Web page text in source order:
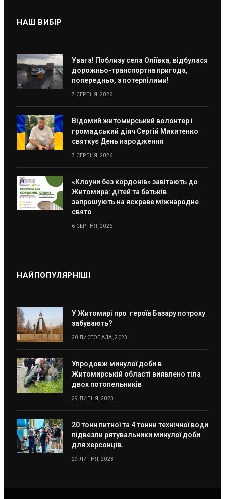
НАШ ВИБІР
Увага! Поблизу села Оліївка, відбулася
дорожньо-транспортна пригода,
попередньо, з потерпілими!
7 СЕРПНЯ, 2026
Відомий житомирський волонтер і
громадський діяч Сергій Микитенко
святкує День народження
7 СЕРПНЯ, 2026
«Клоуни без кордонів» завітають до
Житомира: дітей та батьків
запрошують на яскраве міжнародне
свято
6 СЕРПНЯ, 2026
НАЙПОПУЛЯРНІШІ
У Житомирі про героїв Базару потроху
забувають?
20 ЛИСТОПАДА, 2023
Упродовж минулої доби в
Житомирській області виявлено тіла
двох потопельників
29 ЛИПНЯ, 2023
20 тонн питної та 4 тонни технічної води
підвезли рятувальники минулої доби
для херсонців.
29 ЛИПНЯ, 2023